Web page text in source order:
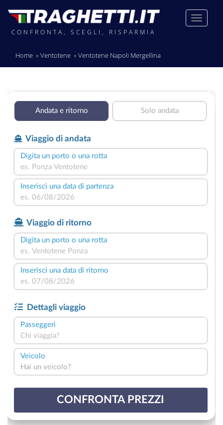
CONFRONTA, SCEGLI, RISPARMIA
Home Ventotene Ventotene Napoli Mergellina